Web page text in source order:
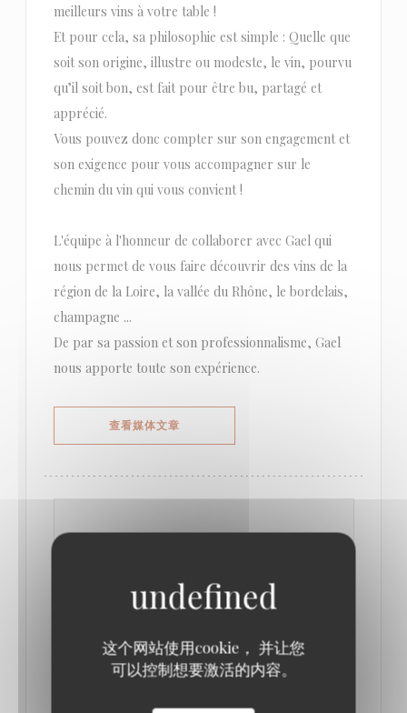
这个网站使用cookie， 并让您
可以控制想要激活的内容。
meilleurs vins à votre table !
Et pour cela, sa philosophie est simple : Quelle que
soit son origine, illustre ou modeste, le vin, pourvu
qu’il soit bon, est fait pour être bu, partagé et
apprécié.
Vous pouvez donc compter sur son engagement et
son exigence pour vous accompagner sur le
chemin du vin qui vous convient !
L'équipe à l'honneur de collaborer avec Gael qui
nous permet de vous faire découvrir des vins de la
région de la Loire, la vallée du Rhône, le bordelais,
champagne ...
De par sa passion et son professionnalisme, Gael
nous apporte toute son expérience.
查看媒体文章((在新窗口中打开))